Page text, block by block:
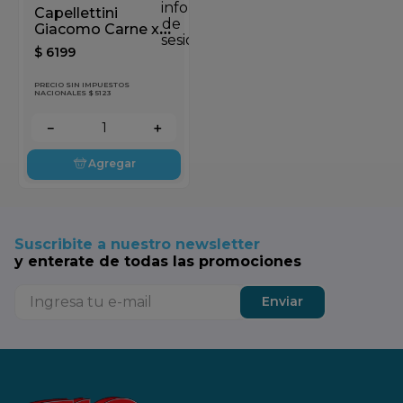
información
de
sesión
Capellettini
Giacomo Carne x
500gr
$ 6199
PRECIO SIN IMPUESTOS
NACIONALES $ 5123
＋
－
Agregar
Suscribite a nuestro newsletter
y enterate de todas las promociones
Enviar